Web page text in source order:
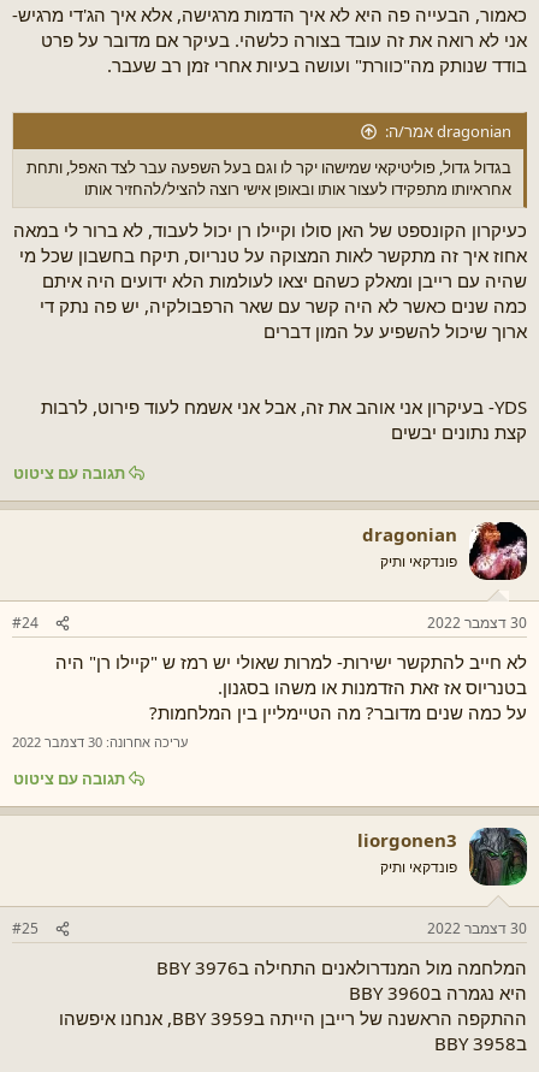
כאמור, הבעייה פה היא לא איך הדמות מרגישה, אלא איך הג'די מרגיש-
אני לא רואה את זה עובד בצורה כלשהי. בעיקר אם מדובר על פרט
בודד שנותק מה"כוורת" ועושה בעיות אחרי זמן רב שעבר.
dragonian אמר/ה:
בגדול גדול, פוליטיקאי שמישהו יקר לו וגם בעל השפעה עבר לצד האפל, ותחת
אחראיותו מתפקידו לעצור אותו ובאופן אישי רוצה להציל/להחזיר אותו
כעיקרון הקונספט של האן סולו וקיילו רן יכול לעבוד, לא ברור לי במאה
אחוז איך זה מתקשר לאות המצוקה על טנריוס, תיקח בחשבון שכל מי
שהיה עם רייבן ומאלק כשהם יצאו לעולמות הלא ידועים היה איתם
כמה שנים כאשר לא היה קשר עם שאר הרפבולקיה, יש פה נתק די
ארוך שיכול להשפיע על המון דברים
YDS- בעיקרון אני אוהב את זה, אבל אני אשמח לעוד פירוט, לרבות
קצת נתונים יבשים
תגובה עם ציטוט
dragonian
פונדקאי ותיק
30 דצמבר 2022 #24
לא חייב להתקשר ישירות- למרות שאולי יש רמז ש "קיילו רן" היה
בטנריוס אז זאת הזדמנות או משהו בסגנון.
על כמה שנים מדובר? מה הטיימליין בין המלחמות?
עריכה אחרונה: 30 דצמבר 2022
תגובה עם ציטוט
liorgonen3
פונדקאי ותיק
30 דצמבר 2022 #25
המלחמה מול המנדרולאנים התחילה ב3976 BBY
היא נגמרה ב3960 BBY
ההתקפה הראשנה של רייבן הייתה ב3959 BBY, אנחנו איפשהו
ב3958 BBY